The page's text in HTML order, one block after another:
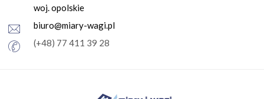
woj. opolskie
biuro@miary-wagi.pl
(+48) 77 411 39 28